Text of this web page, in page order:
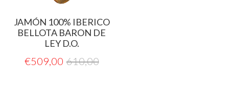
JAMÓN 100% IBERICO
BELLOTA BARON DE
LEY D.O.
€509,00 610,00